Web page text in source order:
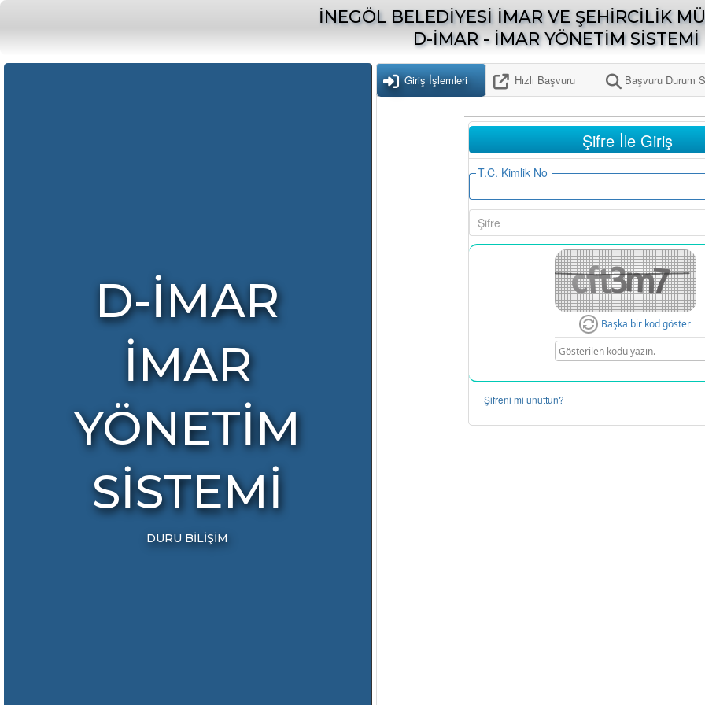
İNEGÖL BELEDİYESİ İMAR VE ŞEHİRCİLİK
D-İMAR - İMAR YÖNETİM SİSTEMİ
D-İMAR
İMAR
YÖNETİM
SİSTEMİ
DURU BİLİŞİM
Giriş İşlemleri Hızlı Başvuru Başvuru Durum
Şifre İle Giriş
T.C. Kimlik No
Şifre
Başka bir kod göster
Şifreni mi unuttun?